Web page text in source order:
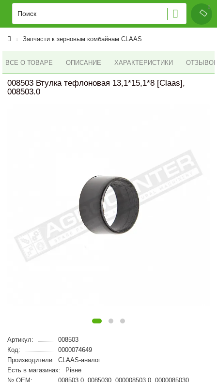
Запчасти к зерновым комбайнам CLAAS
ВСЕ О ТОВАРЕ ОПИСАНИЕ ХАРАКТЕРИСТИКИ ОТЗЫВОВ
008503 Втулка тефлоновая 13,1*15,1*8 [Claas],
008503.0
Артикул:
008503
Код:
0000074649
Производители
CLAAS-аналог
Есть в магазинах:
Рівне
№ OEM:
008503.0, 0085030, 000008503.0, 0000085030,